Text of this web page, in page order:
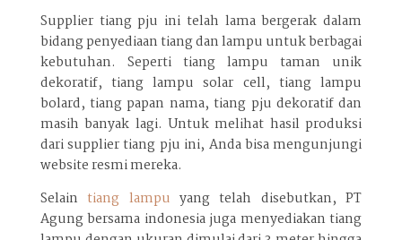
Supplier tiang pju ini telah lama bergerak dalam
bidang penyediaan tiang dan lampu untuk berbagai
kebutuhan. Seperti tiang lampu taman unik
dekoratif, tiang lampu solar cell, tiang lampu
bolard, tiang papan nama, tiang pju dekoratif dan
masih banyak lagi. Untuk melihat hasil produksi
dari supplier tiang pju ini, Anda bisa mengunjungi
website resmi mereka.
Selain tiang lampu yang telah disebutkan, PT
Agung bersama indonesia juga menyediakan tiang